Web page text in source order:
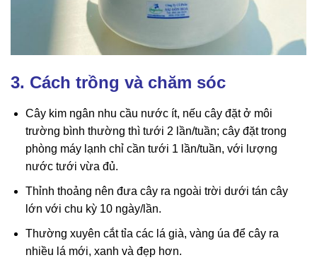
3. Cách trồng và chăm sóc
Cây kim ngân nhu cầu nước ít, nếu cây đặt ở môi
trường bình thường thì tưới 2 lần/tuần; cây đặt trong
phòng máy lạnh chỉ cần tưới 1 lần/tuần, với lượng
nước tưới vừa đủ.
Thỉnh thoảng nên đưa cây ra ngoài trời dưới tán cây
lớn với chu kỳ 10 ngày/lần.
Thường xuyên cắt tỉa các lá già, vàng úa để cây ra
nhiều lá mới, xanh và đẹp hơn.